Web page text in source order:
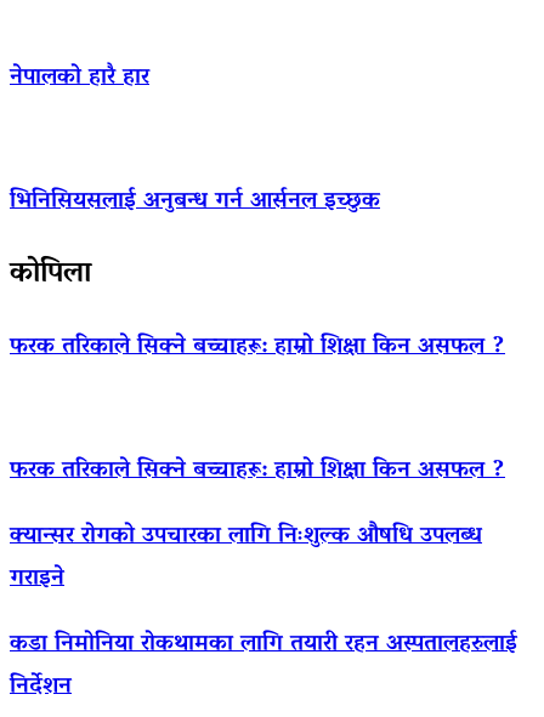
नेपालको हारै हार
भिनिसियसलाई अनुबन्ध गर्न आर्सनल इच्छुक
कोपिला
फरक तरिकाले सिक्ने बच्चाहरू: हाम्रो शिक्षा किन असफल ?
फरक तरिकाले सिक्ने बच्चाहरू: हाम्रो शिक्षा किन असफल ?
क्यान्सर रोगको उपचारका लागि निःशुल्क औषधि उपलब्ध
गराइने
कडा निमोनिया रोकथामका लागि तयारी रहन अस्पतालहरुलाई
निर्देशन